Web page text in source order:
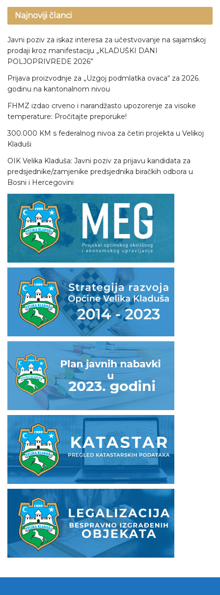
Najnoviji članci
Javni poziv za iskaz interesa za učestvovanje na sajamskoj
prodaji kroz manifestaciju „KLADUŠKI DANI
POLJOPRIVREDE 2026”
Prijava proizvodnje za „Uzgoj podmlatka ovaca“ za 2026.
godinu na kantonalnom nivou
FHMZ izdao crveno i narandžasto upozorenje za visoke
temperature: Pročitajte preporuke!
300.000 KM s federalnog nivoa za četiri projekta u Velikoj
Kladuši
OIK Velika Kladuša: Javni poziv za prijavu kandidata za
predsjednike/zamjenike predsjednika biračkih odbora u
Bosni i Hercegovini